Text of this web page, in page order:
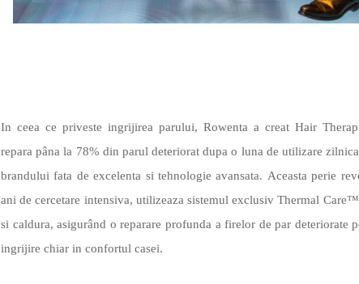
In ceea ce priveste ingrijirea parului, Rowenta a creat Hair
repara pâna la 78% din parul deteriorat dupa o luna de utilizare
brandului fata de excelenta si tehnologie avansata. Aceasta perie
ani de cercetare intensiva, utilizeaza sistemul exclusiv Thermal
si caldura, asigurând o reparare profunda a firelor de par deteriorate
ingrijire chiar in confortul casei.